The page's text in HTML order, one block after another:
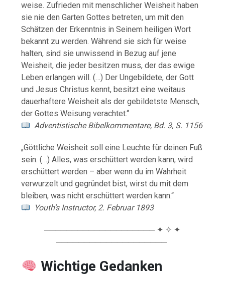
weise. Zufrieden mit menschlicher Weisheit haben
sie nie den Garten Gottes betreten, um mit den
Schätzen der Erkenntnis in Seinem heiligen Wort
bekannt zu werden. Während sie sich für weise
halten, sind sie unwissend in Bezug auf jene
Weisheit, die jeder besitzen muss, der das ewige
Leben erlangen will. (…) Der Ungebildete, der Gott
und Jesus Christus kennt, besitzt eine weitaus
dauerhaftere Weisheit als der gebildetste Mensch,
der Gottes Weisung verachtet.“
Adventistische Bibelkommentare, Bd. 3, S. 1156
„Göttliche Weisheit soll eine Leuchte für deinen Fuß
sein. (…) Alles, was erschüttert werden kann, wird
erschüttert werden – aber wenn du im Wahrheit
verwurzelt und gegründet bist, wirst du mit dem
bleiben, was nicht erschüttert werden kann.“
Youth’s Instructor, 2. Februar 1893
──────────────────── ✦ ✧ ✦
────────────────────
Wichtige Gedanken